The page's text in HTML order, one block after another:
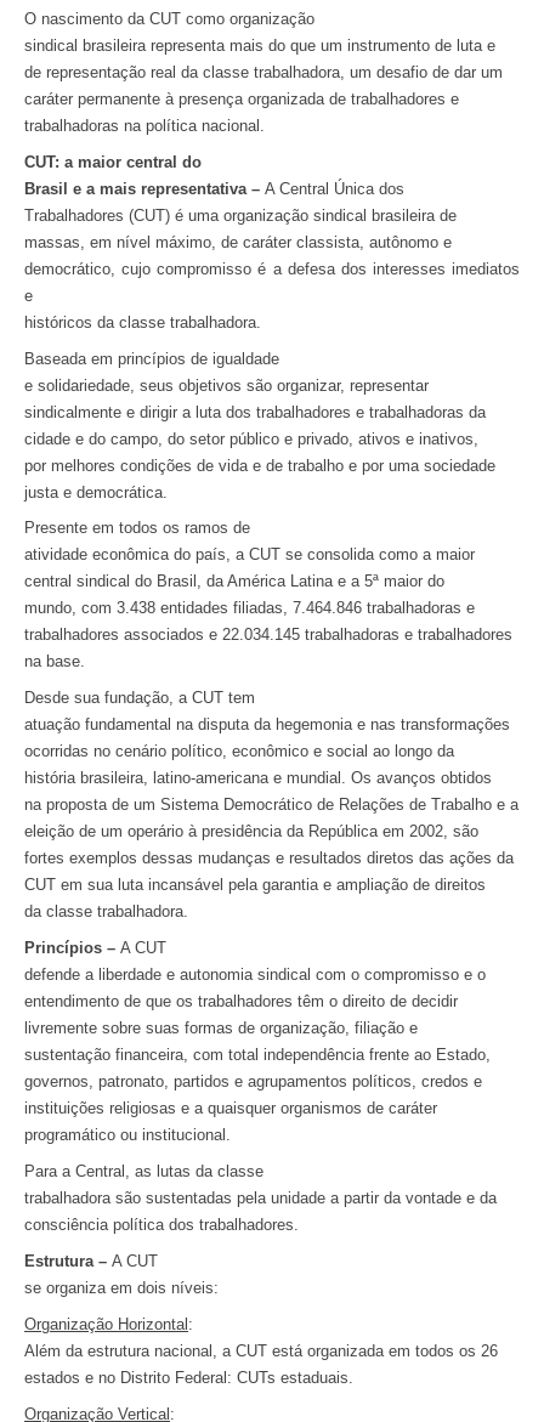
O nascimento da CUT como organização
sindical brasileira representa mais do que um instrumento de luta e
de representação real da classe trabalhadora, um desafio de dar um
caráter permanente à presença organizada de trabalhadores e
trabalhadoras na política nacional.
CUT: a maior central do
Brasil e a mais representativa – A Central Única dos
Trabalhadores (CUT) é uma organização sindical brasileira de
massas, em nível máximo, de caráter classista, autônomo e
democrático, cujo compromisso é a defesa dos interesses imediatos
e
históricos da classe trabalhadora.
Baseada em princípios de igualdade
e solidariedade, seus objetivos são organizar, representar
sindicalmente e dirigir a luta dos trabalhadores e trabalhadoras da
cidade e do campo, do setor público e privado, ativos e inativos,
por melhores condições de vida e de trabalho e por uma sociedade
justa e democrática.
Presente em todos os ramos de
atividade econômica do país, a CUT se consolida como a maior
central sindical do Brasil, da América Latina e a 5ª maior do
mundo, com 3.438 entidades filiadas, 7.464.846 trabalhadoras e
trabalhadores associados e 22.034.145 trabalhadoras e trabalhadores
na base.
Desde sua fundação, a CUT tem
atuação fundamental na disputa da hegemonia e nas transformações
ocorridas no cenário político, econômico e social ao longo da
história brasileira, latino-americana e mundial. Os avanços obtidos
na proposta de um Sistema Democrático de Relações de Trabalho e a
eleição de um operário à presidência da República em 2002, são
fortes exemplos dessas mudanças e resultados diretos das ações da
CUT em sua luta incansável pela garantia e ampliação de direitos
da classe trabalhadora.
Princípios – A CUT
defende a liberdade e autonomia sindical com o compromisso e o
entendimento de que os trabalhadores têm o direito de decidir
livremente sobre suas formas de organização, filiação e
sustentação financeira, com total independência frente ao Estado,
governos, patronato, partidos e agrupamentos políticos, credos e
instituições religiosas e a quaisquer organismos de caráter
programático ou institucional.
Para a Central, as lutas da classe
trabalhadora são sustentadas pela unidade a partir da vontade e da
consciência política dos trabalhadores.
Estrutura – A CUT
se organiza em dois níveis:
Organização Horizontal :
Além da estrutura nacional, a CUT está organizada em todos os 26
estados e no Distrito Federal: CUTs estaduais.
Organização Vertical :